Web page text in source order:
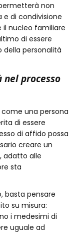
non
e di condivisione
il nucleo familiare
di essere
della personalità
nel processo
una persona
di essere
di affido possa
creare un
adatto alle
sta
basta pensare
su misura:
i medesimi di
uguale ad